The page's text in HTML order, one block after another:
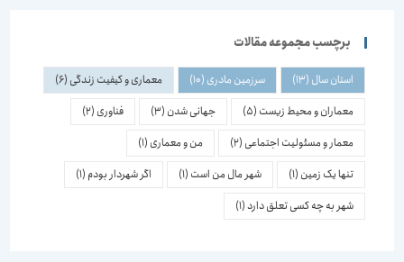
برچسب مجموعه مقالات
استان سال(13) سرزمین مادری(10) معماری و کیفیت زندگی(6)
معماران و محیط زیست(5) جهانی شدن(3) فناوری(2)
معمار و مسئولیت اجتماعی(2) من و معماری(1)
تنها یک زمین(1) شهر مال من است(1) اگر شهردار بودم(1)
شهر به چه کسی تعلق دارد(1)